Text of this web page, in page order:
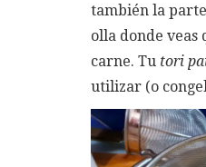
también la
olla donde veas
carne. Tu tori
utilizar (o